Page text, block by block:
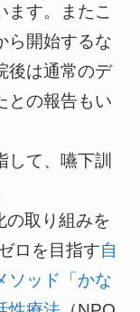
ます。またこ
ら開始するな
後は通常のデ
との報告もい
して、嚥下訓
の取り組みを
ロを目指す自
ソッド「かな